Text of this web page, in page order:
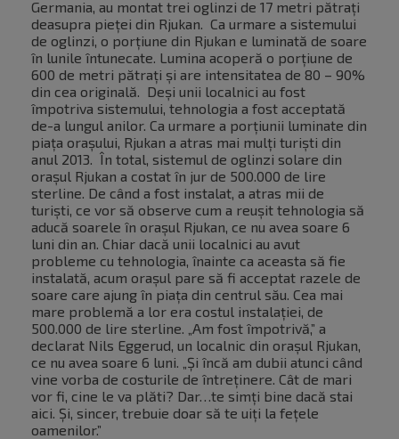
Germania, au montat trei oglinzi de 17 metri pătrați
deasupra pieței din Rjukan. Ca urmare a sistemului
de oglinzi, o porțiune din Rjukan e luminată de soare
în lunile întunecate. Lumina acoperă o porțiune de
600 de metri pătrați și are intensitatea de 80 – 90%
din cea originală. Deși unii localnici au fost
împotriva sistemului, tehnologia a fost acceptată
de-a lungul anilor. Ca urmare a porțiunii luminate din
piața orașului, Rjukan a atras mai mulți turiști din
anul 2013. În total, sistemul de oglinzi solare din
orașul Rjukan a costat în jur de 500.000 de lire
sterline. De când a fost instalat, a atras mii de
turiști, ce vor să observe cum a reușit tehnologia să
aducă soarele în orașul Rjukan, ce nu avea soare 6
luni din an. Chiar dacă unii localnici au avut
probleme cu tehnologia, înainte ca aceasta să fie
instalată, acum orașul pare să fi acceptat razele de
soare care ajung în piața din centrul său. Cea mai
mare problemă a lor era costul instalației, de
500.000 de lire sterline. „Am fost împotrivă,” a
declarat Nils Eggerud, un localnic din orașul Rjukan,
ce nu avea soare 6 luni. „Și încă am dubii atunci când
vine vorba de costurile de întreținere. Cât de mari
vor fi, cine le va plăti? Dar…te simți bine dacă stai
aici. Și, sincer, trebuie doar să te uiți la fețele
oamenilor.”